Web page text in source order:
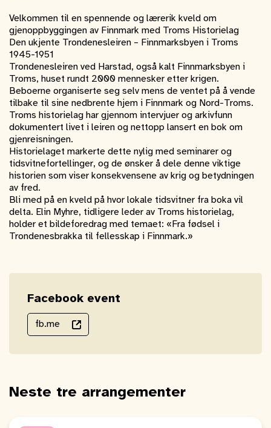
Velkommen til en spennende og lærerik kveld om
gjenoppbyggingen av Finnmark med Troms Historielag
Den ukjente Trondenesleiren – Finnmarksbyen i Troms
1945-1951
Trondenesleiren ved Harstad, også kalt Finnmarksbyen i
Troms, huset rundt 2000 mennesker etter krigen.
Beboerne organiserte seg selv mens de ventet på å vende
tilbake til sine nedbrente hjem i Finnmark og Nord-Troms.
Troms historielag har gjennom intervjuer og arkivfunn
dokumentert livet i leiren og nettopp lansert en bok om
gjenreisningen.
Historielaget markerte dette nylig med seminarer og
tidsvitnefortellinger, og de ønsker å dele denne viktige
historien som viser konsekvensene av krig og betydningen
av fred.
Bli med på en kveld på hvor lokale tidsvitner fra boka vil
delta. Elin Myhre, tidligere leder av Troms historielag,
holder et bildeforedrag med temaet: «Fra fødsel i
Trondenesbrakka til fellesskap i Finnmark.»
Facebook event
fb.me
Neste tre arrangementer